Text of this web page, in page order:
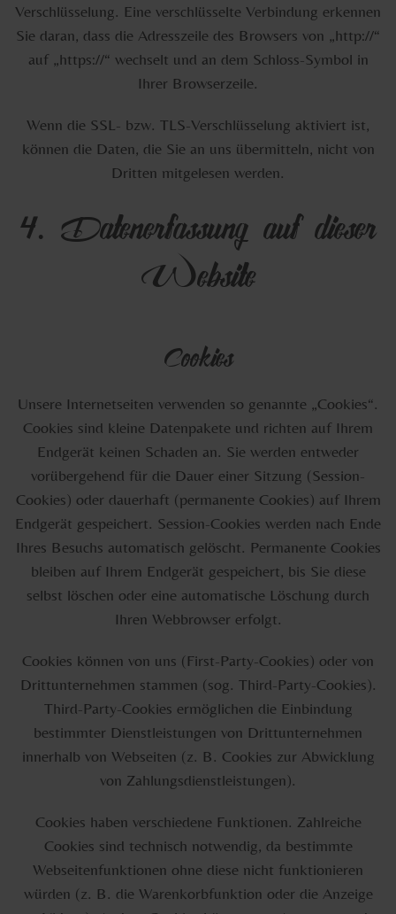
Verschlüsselung. Eine verschlüsselte Verbindung erkennen
Sie daran, dass die Adresszeile des Browsers von „http://“
auf „https://“ wechselt und an dem Schloss-Symbol in
Ihrer Browserzeile.
Wenn die SSL- bzw. TLS-Verschlüsselung aktiviert ist,
können die Daten, die Sie an uns übermitteln, nicht von
Dritten mitgelesen werden.
4. Datenerfassung auf dieser
Website
Cookies
Unsere Internetseiten verwenden so genannte „Cookies“.
Cookies sind kleine Datenpakete und richten auf Ihrem
Endgerät keinen Schaden an. Sie werden entweder
vorübergehend für die Dauer einer Sitzung (Session-
Cookies) oder dauerhaft (permanente Cookies) auf Ihrem
Endgerät gespeichert. Session-Cookies werden nach Ende
Ihres Besuchs automatisch gelöscht. Permanente Cookies
bleiben auf Ihrem Endgerät gespeichert, bis Sie diese
selbst löschen oder eine automatische Löschung durch
Ihren Webbrowser erfolgt.
Cookies können von uns (First-Party-Cookies) oder von
Drittunternehmen stammen (sog. Third-Party-Cookies).
Third-Party-Cookies ermöglichen die Einbindung
bestimmter Dienstleistungen von Drittunternehmen
innerhalb von Webseiten (z. B. Cookies zur Abwicklung
von Zahlungsdienstleistungen).
Cookies haben verschiedene Funktionen. Zahlreiche
Cookies sind technisch notwendig, da bestimmte
Webseitenfunktionen ohne diese nicht funktionieren
würden (z. B. die Warenkorbfunktion oder die Anzeige